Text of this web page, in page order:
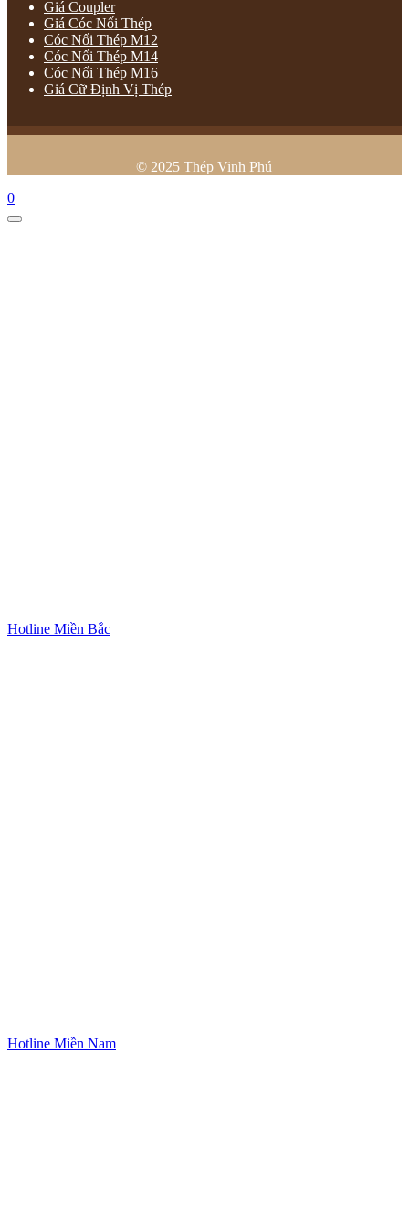
Giá Coupler
Giá Cóc Nối Thép
Cóc Nối Thép M12
Cóc Nối Thép M14
Cóc Nối Thép M16
Giá Cữ Định Vị Thép
© 2025 Thép Vinh Phú
0
Hotline Miền Bắc
Hotline Miền Nam